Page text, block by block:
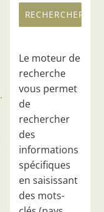
Le moteur de
recherche
vous permet
de
rechercher
des
informations
spécifiques
en saisissant
des mots-